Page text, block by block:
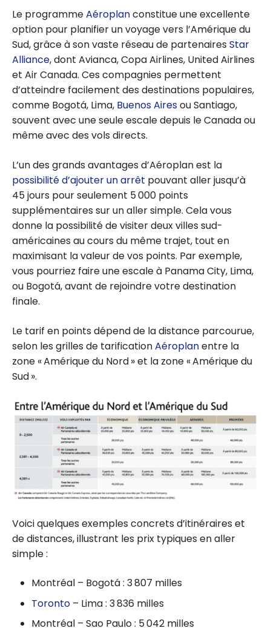
Le programmeAéroplanconstitue une excellente
option pour planifier un voyage vers l’Amérique du
Sud, grâce à son vaste réseau de partenaires Star
Alliance, dont Avianca, Copa Airlines, United Airlines
et Air Canada. Ces compagnies permettent
d’atteindre facilement des destinations populaires,
comme Bogotá, Lima, Buenos Airesou Santiago,
souvent avec une seule escale depuis le Canada ou
même avec des vols directs.
L’un des grands avantages d’Aéroplan est la
possibilité d’ajouter un arrêt pouvant aller jusqu’à
45 jours pour seulement 5 000 points
supplémentaires sur un aller simple. Cela vous
donne la possibilité de visiter deux villes sud-
américaines au cours du même trajet, tout en
maximisant la valeur de vos points. Par exemple,
vous pourriez faire une escale à Panama City, Lima,
ou Bogotá, avant de rejoindre votre destination
finale.
Le tarif en points dépend de la distance parcourue,
selon les grilles de tarificationAéroplanentre la
zone « Amérique du Nord » et la zone « Amérique du
Sud ».
Voici quelques exemples concrets d’itinéraires et
de distances, illustrant les prix typiques en aller
simple :
Montréal – Bogotá : 3 807 milles
Toronto – Lima : 3 836 milles
Montréal – Sao Paulo : 5 042 milles